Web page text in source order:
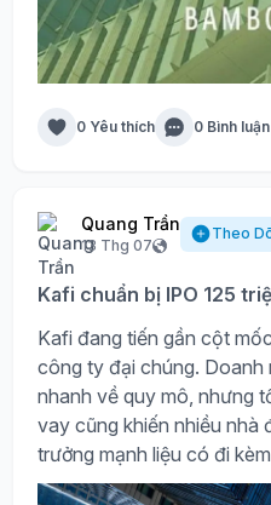
0 Yêu thích 0 Bình luận
Quang Trần
13 Thg 07
Theo
Kafi chuẩn bị IPO 125
Kafi đang tiến gần cột
công ty đại chúng. Doanh
nhanh về quy mô, nhưng
vay cũng khiến nhiều nhà
trưởng mạnh liệu có đi